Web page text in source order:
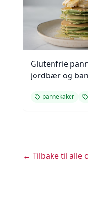
Glutenfrie
jordbær og
pannekaker
← Tilbake til alle